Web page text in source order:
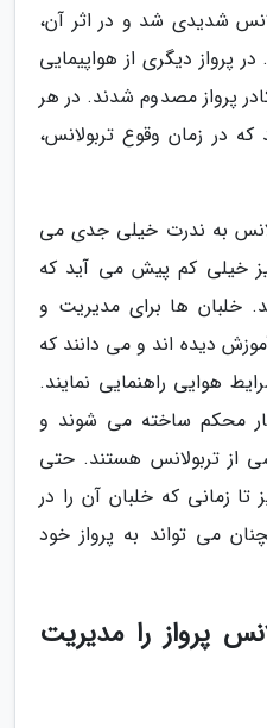
شدیدی شد و در اثر آن،
پرواز دیگری از هواپیمایی
از کادر پرواز مصدوم شدند. در هر
در زمان وقوع تربولانس،
به ندرت خیلی جدی می
خیلی کم پیش می آید که
خلبان ها برای مدیریت و
دیده اند و می دانند که
هوایی راهنمایی نمایند.
محکم ساخته می شوند و
از تربولانس هستند. حتی
تا زمانی که خلبان آن را در
می تواند به پرواز خود
پرواز را مدیریت